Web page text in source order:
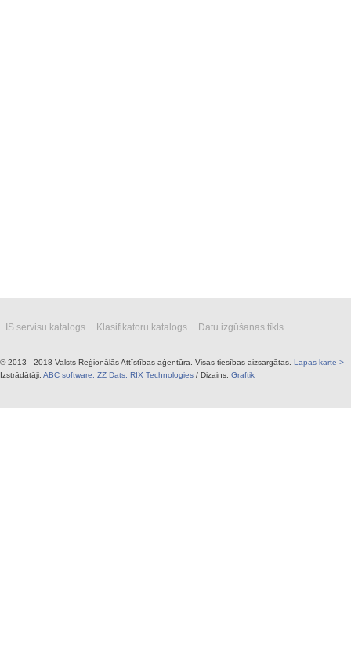
IS servisu katalogs Klasifikatoru katalogs Datu izgūšanas tīkls
© 2013 - 2018 Valsts Reģionālās Attīstības aģentūra. Visas tiesības aizsargātas. Lapas karte >
Izstrādātāji: ABC software, ZZ Dats, RIX Technologies / Dizains: Graftik